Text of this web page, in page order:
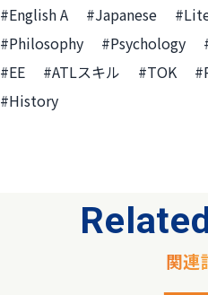
#English A
#Japanese
#Philosophy
#Psychology
#EE
#ATLスキル #TOK
#History
関連